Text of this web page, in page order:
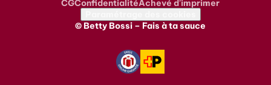
Metanavigation
CGConfidentialitéAchevé d'imprimer
© Betty Bossi – Fais à ta sauce